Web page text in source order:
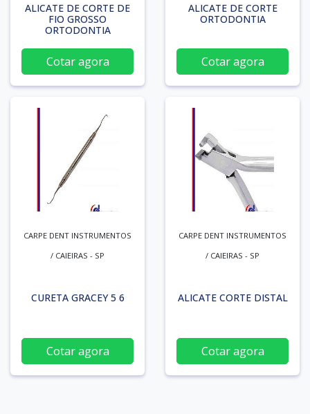
ALICATE DE CORTE DE
FIO GROSSO
ORTODONTIA
Cotar agora
ALICATE DE CORTE
ORTODONTIA
Cotar agora
CARPE DENT INSTRUMENTOS
/ CAIEIRAS - SP
CURETA GRACEY 5 6
Cotar agora
CARPE DENT INSTRUMENTOS
/ CAIEIRAS - SP
ALICATE CORTE DISTAL
Cotar agora